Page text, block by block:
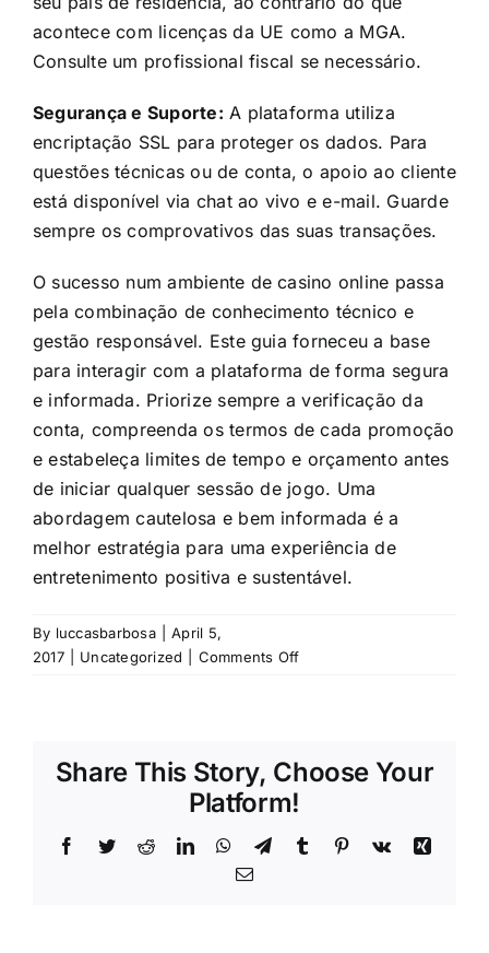
acontece com licenças da UE como a MGA.
Consulte um profissional fiscal se necessário.
Segurança e Suporte: A plataforma utiliza
encriptação SSL para proteger os dados. Para
questões técnicas ou de conta, o apoio ao cliente
está disponível via chat ao vivo e e-mail. Guarde
sempre os comprovativos das suas transações.
O sucesso num ambiente de casino online passa
pela combinação de conhecimento técnico e
gestão responsável. Este guia forneceu a base
para interagir com a plataforma de forma segura
e informada. Priorize sempre a verificação da
conta, compreenda os termos de cada promoção
e estabeleça limites de tempo e orçamento antes
de iniciar qualquer sessão de jogo. Uma
abordagem cautelosa e bem informada é a
melhor estratégia para uma experiência de
entretenimento positiva e sustentável.
By luccasbarbosa
April 5,
2017
Uncategorized Comments Offon
Como
Maximizar
Share This Story, Choose Your
Platform!
Facebook
TwitterRedditLinkedInWhatsApp
TelegramTumblr Pinterest
Vk
Xing
Email